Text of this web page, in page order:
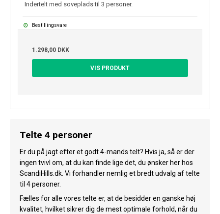
Indertelt med soveplads til 3 personer.
Bestillingsvare
1.298,00 DKK
VIS PRODUKT
Telte 4 personer
Er du på jagt efter et godt 4-mands telt? Hvis ja, så er der
ingen tvivl om, at du kan finde lige det, du ønsker her hos
ScandiHills.dk. Vi forhandler nemlig et bredt udvalg af telte
til 4 personer.
Fælles for alle vores telte er, at de besidder en ganske høj
kvalitet, hvilket sikrer dig de mest optimale forhold, når du